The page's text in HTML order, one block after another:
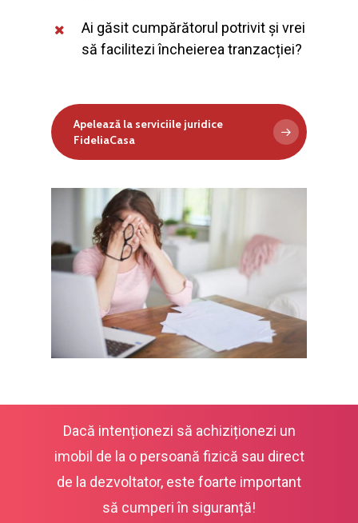
Ai găsit cumpărătorul potrivit și vrei
să facilitezi încheierea tranzacției?
Apelează la serviciile juridice
FideliaCasa
Dacă intenționezi să achiziționezi un
imobil de la o persoană fizică sau direct
de la dezvoltator, este foarte important
să cumperi în siguranță!